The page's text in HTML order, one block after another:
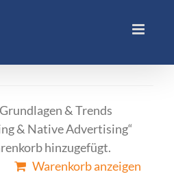
& Trends
& Native Advertising“
hinzugefügt.
Warenkorb anzeigen